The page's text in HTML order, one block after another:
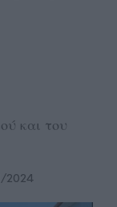
και του
2024